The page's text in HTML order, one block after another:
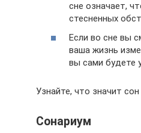
сне означает,
стесненных
Если во сне вы
ваша жизнь
вы сами будете
Узнайте, что значит
Сонариум